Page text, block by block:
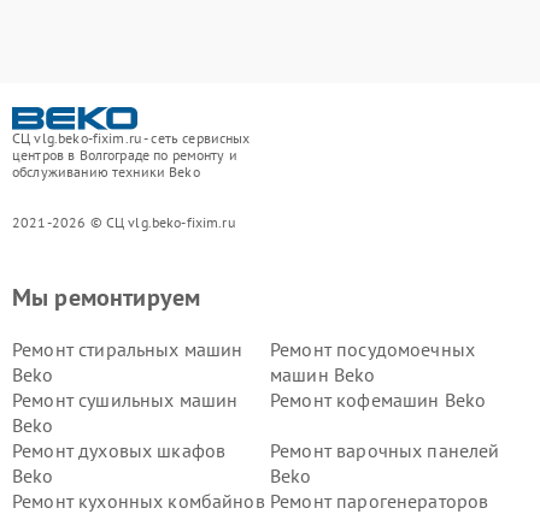
СЦ vlg.beko-fixim.ru - сеть сервисных
центров в Волгограде по ремонту и
обслуживанию техники Beko
2021-2026 © СЦ vlg.beko-fixim.ru
Мы ремонтируем
Ремонт стиральных машин
Beko
Ремонт посудомоечных
машин Beko
Ремонт сушильных машин
Beko
Ремонт кофемашин Beko
Ремонт духовых шкафов
Beko
Ремонт варочных панелей
Beko
Ремонт кухонных комбайнов Ремонт парогенераторов